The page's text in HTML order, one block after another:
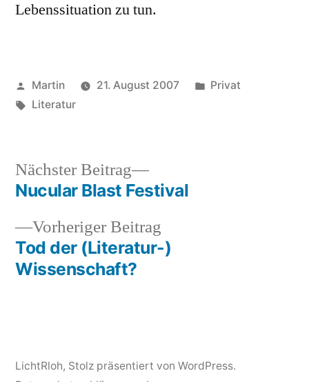
Lebenssituation zu tun.
Veröffentlicht
von
Martin 21. August 2007
Veröffentlicht
Privat
Schlagwörter:
Literatur
Beitragsnavigation
Vorheriger Beitrag
Beitrag:
Tod der (Literatur-)
Wissenschaft?
Nächster Beitrag
Nächster
Beitrag:
Nucular Blast Festival
LichtRloh, Stolz präsentiert von WordPress.